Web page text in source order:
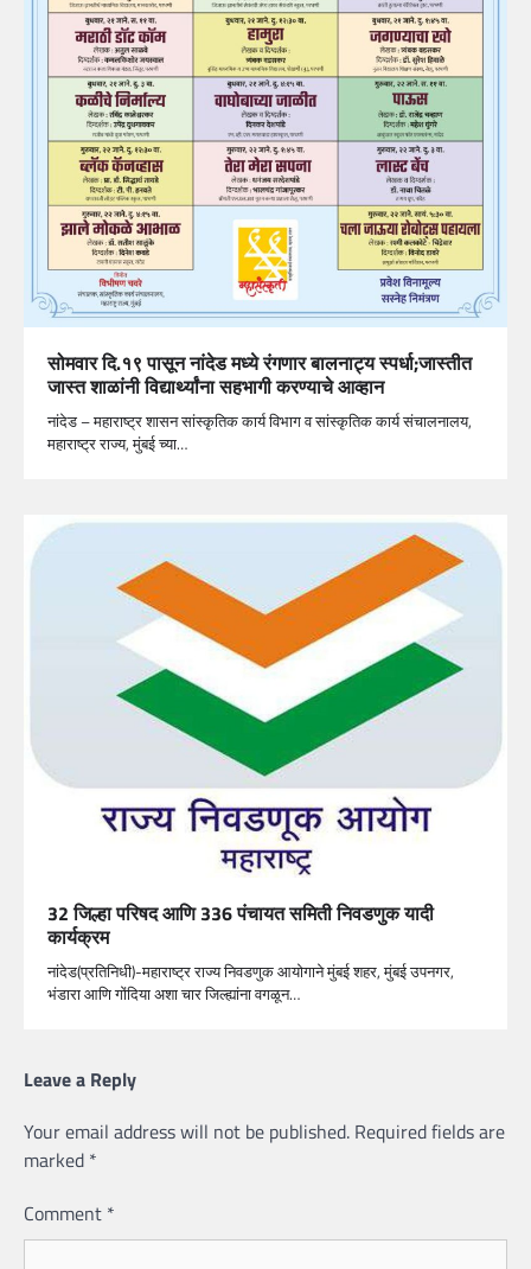
सोमवार दि.१९ पासून नांदेड मध्ये रंगणार बालनाट्य स्पर्धा;जास्तीत
जास्त शाळांनी विद्यार्थ्यांना सहभागी करण्याचे आव्हान
नांदेड – महाराष्ट्र शासन सांस्कृतिक कार्य विभाग व सांस्कृतिक कार्य संचालनालय,
महाराष्ट्र राज्य, मुंबई च्या…
32 जिल्हा परिषद आणि 336 पंचायत समिती निवडणुक यादी
कार्यक्रम
नांदेड(प्रतिनिधी)-महाराष्ट्र राज्य निवडणुक आयोगाने मुंबई शहर, मुंबई उपनगर,
भंडारा आणि गोंदिया अशा चार जिल्ह्यांना वगळून…
Leave a Reply
Your email address will not be published. Required fields are
marked *
Comment *